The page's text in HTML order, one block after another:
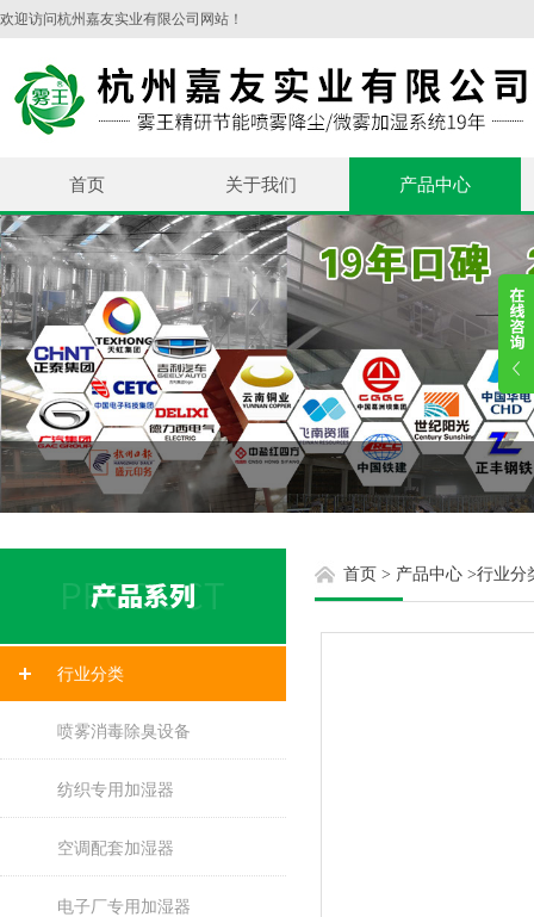
欢迎访问杭州嘉友实业有限公司网站！
首页 关于我们 产品中心
行业分类
喷雾消毒除臭设备
纺织专用加湿器
空调配套加湿器
电子厂专用加湿器
首页 > 产品中心 >行业分